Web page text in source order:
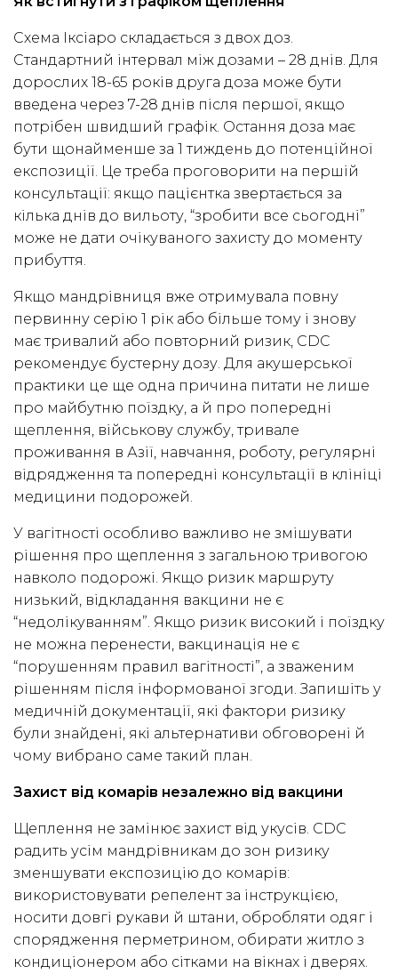
Схема Іксіаро складається з двох доз.
Стандартний інтервал між дозами – 28 днів. Для
дорослих 18-65 років друга доза може бути
введена через 7-28 днів після першої, якщо
потрібен швидший графік. Остання доза має
бути щонайменше за 1 тиждень до потенційної
експозиції. Це треба проговорити на першій
консультації: якщо пацієнтка звертається за
кілька днів до вильоту, “зробити все сьогодні”
може не дати очікуваного захисту до моменту
прибуття.
Якщо мандрівниця вже отримувала повну
первинну серію 1 рік або більше тому і знову
має тривалий або повторний ризик, CDC
рекомендує бустерну дозу. Для акушерської
практики це ще одна причина питати не лише
про майбутню поїздку, а й про попередні
щеплення, військову службу, тривале
проживання в Азії, навчання, роботу, регулярні
відрядження та попередні консультації в клініці
медицини подорожей.
У вагітності особливо важливо не змішувати
рішення про щеплення з загальною тривогою
навколо подорожі. Якщо ризик маршруту
низький, відкладання вакцини не є
“недолікуванням”. Якщо ризик високий і поїздку
не можна перенести, вакцинація не є
“порушенням правил вагітності”, а зваженим
рішенням після інформованої згоди. Запишіть у
медичній документації, які фактори ризику
були знайдені, які альтернативи обговорені й
чому вибрано саме такий план.
Захист від комарів незалежно від вакцини
Щеплення не замінює захист від укусів. CDC
радить усім мандрівникам до зон ризику
зменшувати експозицію до комарів:
використовувати репелент за інструкцією,
носити довгі рукави й штани, обробляти одяг і
спорядження перметрином, обирати житло з
кондиціонером або сітками на вікнах і дверях.